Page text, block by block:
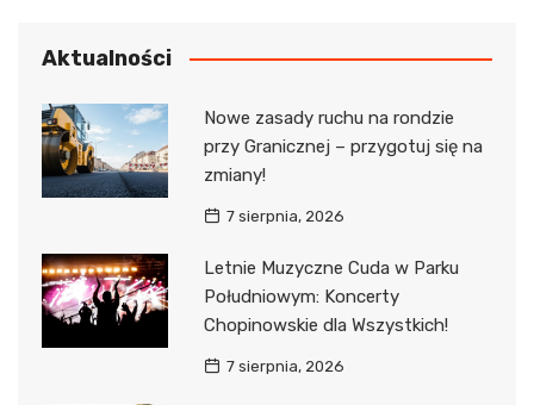
Aktualności
Nowe zasady ruchu na rondzie
przy Granicznej – przygotuj się na
zmiany!
7 sierpnia, 2026
Letnie Muzyczne Cuda w Parku
Południowym: Koncerty
Chopinowskie dla Wszystkich!
7 sierpnia, 2026